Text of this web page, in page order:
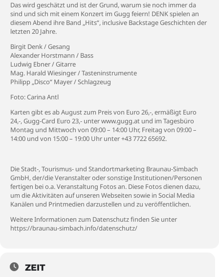
Das wird geschätzt und ist der Grund, warum sie noch immer da
sind und sich mit einem Konzert im Gugg feiern! DENK spielen an
diesem Abend ihre Band „Hits“, inclusive Backstage Geschichten der
letzten 20 Jahre.
Birgit Denk / Gesang
Alexander Horstmann / Bass
Ludwig Ebner / Gitarre
Mag. Harald Wiesinger / Tasteninstrumente
Philipp „Disco“ Mayer / Schlagzeug
Foto: Carina Antl
Karten gibt es ab August zum Preis von Euro 26,-, ermäßigt Euro
24,-, Gugg-Card Euro 23,- unter www.gugg.at und im Tagesbüro
Montag und Mittwoch von 09:00 – 14:00 Uhr, Freitag von 09:00 –
14:00 und von 15:00 – 19:00 Uhr unter +43 7722 65692.
Die Stadt-, Tourismus- und Standortmarketing Braunau-Simbach
GmbH, der/die Veranstalter oder sonstige Institutionen/Personen
fertigen bei o.a. Veranstaltung Fotos an. Diese Fotos dienen dazu,
um die Aktivitäten auf unseren Webseiten sowie in Social Media
Kanälen und Printmedien darzustellen und zu veröffentlichen.
Weitere Informationen zum Datenschutz finden Sie unter
https://braunau-simbach.info/datenschutz/
ZEIT